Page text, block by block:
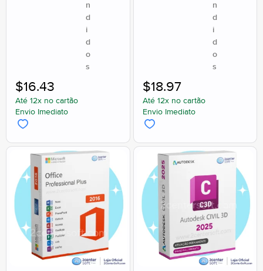
n
d
i
d
o
s
Até 12x no cartão
Envio Imediato
$16.43
n
d
i
d
o
s
Até 12x no cartão
Envio Imediato
$18.97